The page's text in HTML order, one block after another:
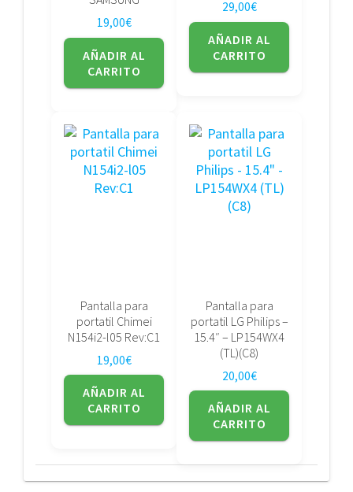
19,00€
AÑADIR AL
CARRITO
29,00€
AÑADIR AL
CARRITO
Pantalla para
portatil Chimei
N154i2-l05 Rev:C1
19,00€
AÑADIR AL
CARRITO
Pantalla para
portatil LG Philips –
15.4″ – LP154WX4
(TL)(C8)
20,00€
AÑADIR AL
CARRITO